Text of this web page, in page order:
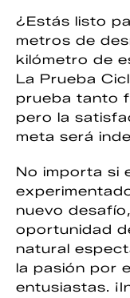
¿Estás listo
metros de
kilómetro de
La Prueba
prueba tanto
pero la
meta será
No importa si
nuevo
oportunidad
natural
la pasión por
entusiastas.